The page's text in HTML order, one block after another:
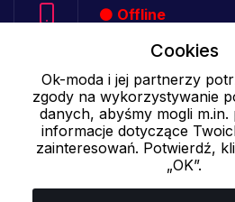
Offline
Cookies - szczegółowe ustawienia|
prywatności
Cookies
Ok-moda i jej partnerzy
zgody na wykorzystywanie
danych, abyśmy mogli m.in.
informacje dotyczące
zainteresowań. Potwierdź,
„OK”.